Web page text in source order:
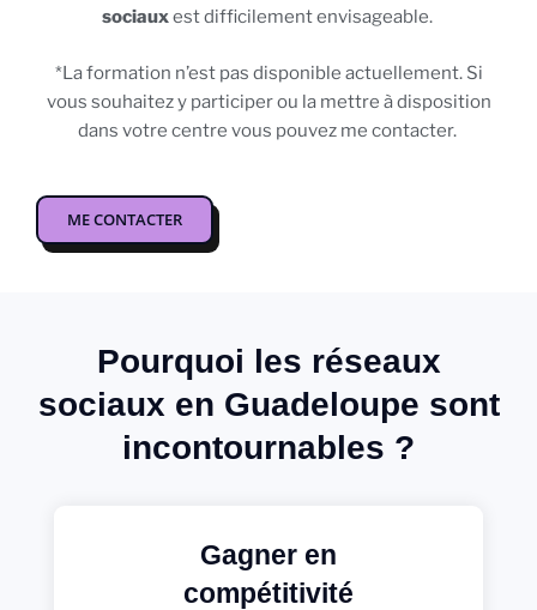
sociauxest difficilement envisageable.
*La formation n’est pas disponible actuellement. Si
vous souhaitez y participer ou la mettre à disposition
dans votre centre vous pouvez me contacter.
ME CONTACTER
Pourquoi les réseaux
sociaux en Guadeloupe sont
incontournables ?
Gagner en
compétitivité